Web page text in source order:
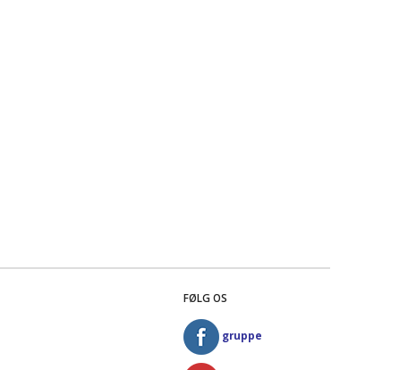
FØLG OS
gruppe